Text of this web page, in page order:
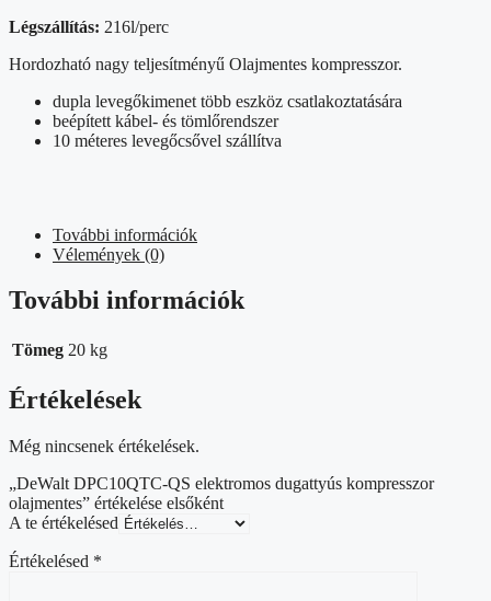
Légszállítás: 216l/perc
Hordozható nagy teljesítményű Olajmentes kompresszor.
dupla levegőkimenet több eszköz csatlakoztatására
beépített kábel- és tömlőrendszer
10 méteres levegőcsővel szállítva
További információk
Vélemények (0)
További információk
Tömeg 20 kg
Értékelések
Még nincsenek értékelések.
„DeWalt DPC10QTC-QS elektromos dugattyús kompresszor
olajmentes” értékelése elsőként
A te értékelésed
Értékelésed *